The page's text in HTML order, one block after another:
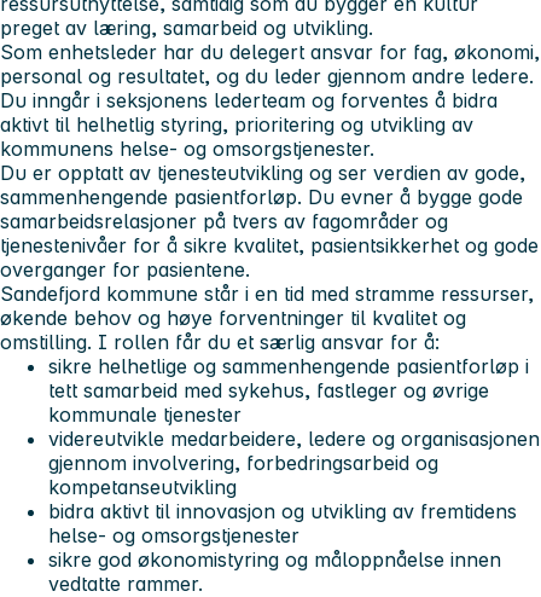
preget av læring, samarbeid og utvikling.
Som enhetsleder har du delegert ansvar for fag, økonomi,
personal og resultatet, og du leder gjennom andre ledere.
Du inngår i seksjonens lederteam og forventes å bidra
aktivt til helhetlig styring, prioritering og utvikling av
kommunens helse- og omsorgstjenester.
Du er opptatt av tjenesteutvikling og ser verdien av gode,
sammenhengende pasientforløp. Du evner å bygge gode
samarbeidsrelasjoner på tvers av fagområder og
tjenestenivåer for å sikre kvalitet, pasientsikkerhet og gode
overganger for pasientene.
Sandefjord kommune står i en tid med stramme ressurser,
økende behov og høye forventninger til kvalitet og
omstilling. I rollen får du et særlig ansvar for å:
sikre helhetlige og sammenhengende pasientforløp i
tett samarbeid med sykehus, fastleger og øvrige
kommunale tjenester
videreutvikle medarbeidere, ledere og organisasjonen
gjennom involvering, forbedringsarbeid og
kompetanseutvikling
bidra aktivt til innovasjon og utvikling av fremtidens
helse- og omsorgstjenester
sikre god økonomistyring og måloppnåelse innen
vedtatte rammer.